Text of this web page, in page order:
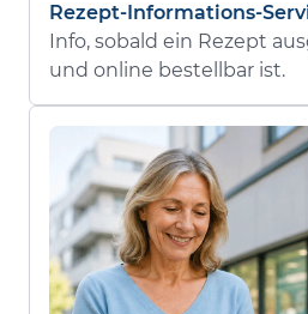
Rezept-Informations-
Info, sobald ein Rezept
und online bestellbar ist.